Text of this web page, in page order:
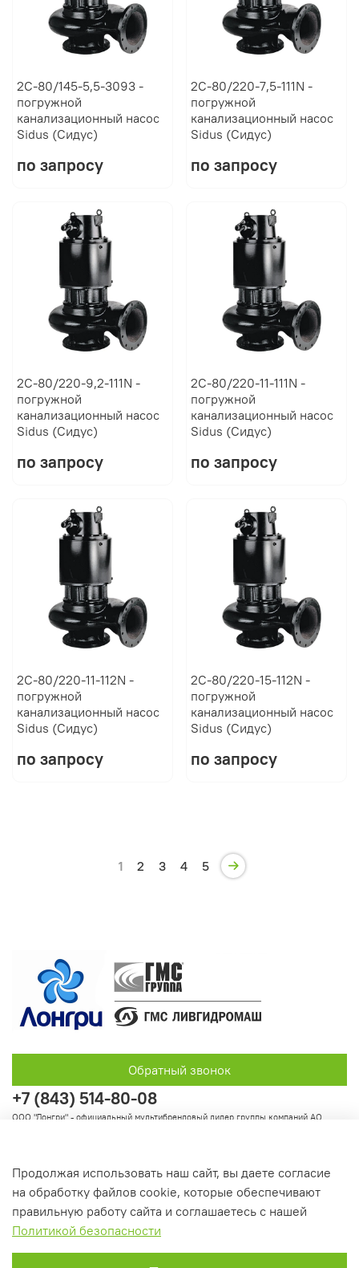
2C-80/145-5,5-3093 -
погружной
канализационный насос
Sidus (Сидус)
по запросу
2C-80/220-7,5-111N -
погружной
канализационный насос
Sidus (Сидус)
по запросу
2C-80/220-9,2-111N -
погружной
канализационный насос
Sidus (Сидус)
по запросу
2C-80/220-11-111N -
погружной
канализационный насос
Sidus (Сидус)
по запросу
2C-80/220-11-112N -
погружной
канализационный насос
Sidus (Сидус)
по запросу
2C-80/220-15-112N -
погружной
канализационный насос
Sidus (Сидус)
по запросу
1 2 3 4 5
Информация
+7 (843) 514-80-08
ООО "Лонгри" - официальный мультибрендовый дилер группы компаний АО
Обратный звонок
Продолжая использовать наш сайт, вы даете согласие
на обработку файлов cookie, которые обеспечивают
правильную работу сайта и соглашаетесь с нашей
Политикой безопасности